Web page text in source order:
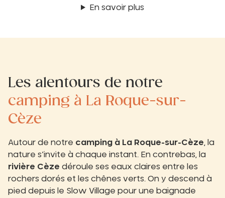
En savoir plus
Les alentours de notre
camping à La Roque-sur-
Cèze
Autour de notre camping à La Roque-sur-Cèze , la
nature s’invite à chaque instant. En contrebas, la
rivière Cèze déroule ses eaux claires entre les
rochers dorés et les chênes verts. On y descend à
pied depuis le Slow Village pour une baignade